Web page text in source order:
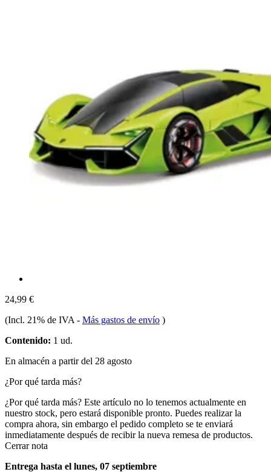
24,99 €
(Incl. 21% de IVA - Más gastos de envío )
Contenido: 1 ud.
En almacén a partir del 28 agosto
¿Por qué tarda más?
¿Por qué tarda más? Este artículo no lo tenemos actualmente en
nuestro stock, pero estará disponible pronto. Puedes realizar la
compra ahora, sin embargo el pedido completo se te enviará
inmediatamente después de recibir la nueva remesa de productos.
Cerrar nota
Entrega hasta el lunes, 07 septiembre